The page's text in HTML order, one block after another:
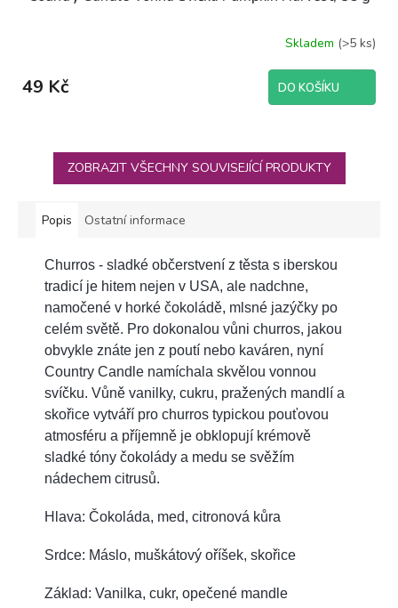
produktu
je
hvězdiček.
Skladem (>5 ks)
49 Kč DO KOŠÍKU
ZOBRAZIT VŠECHNY SOUVISEJÍCÍ PRODUKTY
Popis Ostatní informace
Churros - sladké občerstvení z těsta s iberskou
tradicí je hitem nejen v USA, ale nadchne,
namočené v horké čokoládě, mlsné jazýčky po
celém světě. Pro dokonalou vůni churros, jakou
obvykle znáte jen z poutí nebo kaváren, nyní
Country Candle namíchala skvělou vonnou
svíčku. Vůně vanilky, cukru, pražených mandlí a
skořice vytváří pro churros typickou pouťovou
atmosféru a příjemně je obklopují krémově
sladké tóny čokolády a medu se svěžím
nádechem citrusů.
Hlava: Čokoláda, med, citronová kůra
Srdce: Máslo, muškátový oříšek, skořice
Základ: Vanilka, cukr, opečené mandle